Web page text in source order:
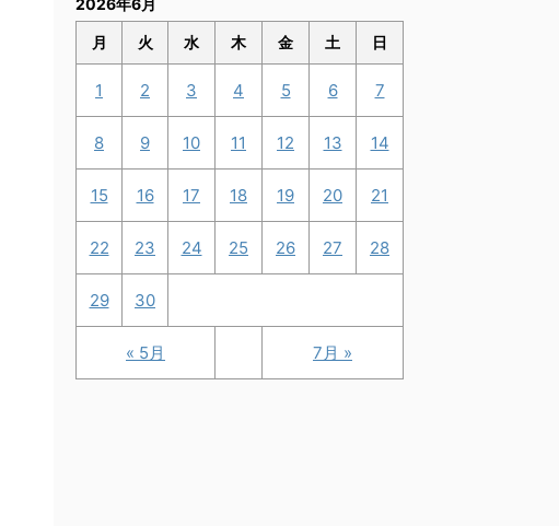
2026年6月
月 火 水 木 金 土 日
« 5月 7月 »
1 2 3 4 5 6 7
8 9 10 11 12 13 14
15 16 17 18 19 20 21
22 23 24 25 26 27 28
29 30